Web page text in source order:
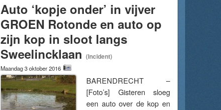
Auto ‘kopje onder’ in vijver
GROEN Rotonde en auto op
zijn kop in sloot langs
Sweelincklaan (Incident)
Maandag 3 oktober 2016
BARENDRECHT –
[Foto’s] Gisteren sloeg
een auto over de kop en